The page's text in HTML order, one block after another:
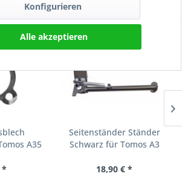
A35
*
Seitenständer Ständer
Schwarz für Tomos A3
18,90 € *
Konfigurieren
Alle akzeptieren